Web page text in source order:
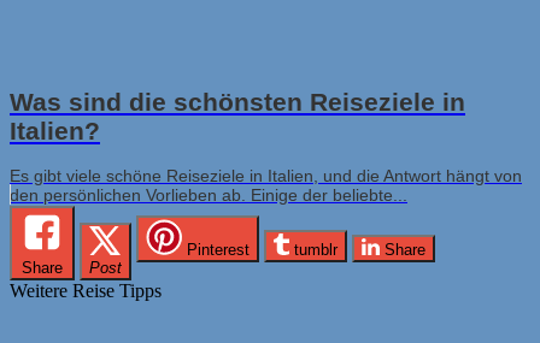
Was sind die schönsten Reiseziele in
Italien?
Es gibt viele schöne Reiseziele in Italien, und die Antwort hängt von
den persönlichen Vorlieben ab. Einige der beliebte...
Share Post
Pinterest tumblr Share
Weitere Reise Tipps